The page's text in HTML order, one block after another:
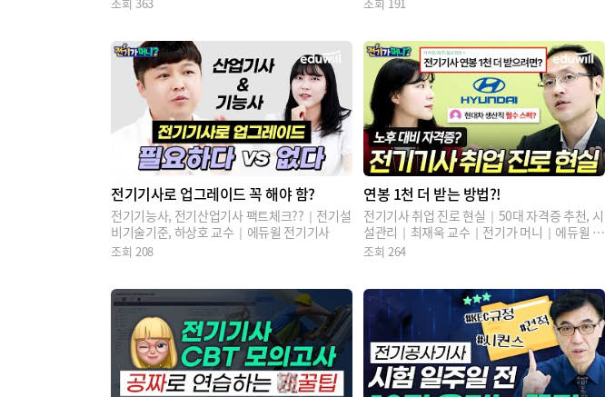
전기기사로 업그레이드 꼭 해야 함?
전기기능사, 전기산업기사 팩트체크??｜전기설
비기술기준, 하상호 교수｜에듀윌 전기기사
조회208
연봉 1천 더 받는 방법?!
전기기사 취업 진로 현실｜50대 자격증 추천, 시
설관리｜최재욱 교수｜전기가 머니｜에듀윌 전
기기사
조회264